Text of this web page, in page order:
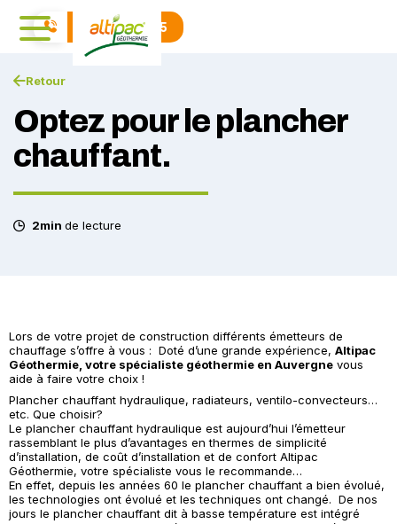
04 71 01 40 15
Retour
Optez pour le plancher
chauffant.
2min de lecture
Lors de votre projet de construction différents émetteurs de
chauffage s’offre à vous : Doté d’une grande expérience, Altipac
Géothermie, votre spécialiste géothermie en Auvergne vous
aide à faire votre choix !
Plancher chauffant hydraulique, radiateurs, ventilo-convecteurs…
etc. Que choisir?
Le plancher chauffant hydraulique est aujourd’hui l’émetteur
rassemblant le plus d’avantages en thermes de simplicité
d’installation, de coût d’installation et de confort Altipac
Géothermie, votre spécialiste vous le recommande…
En effet, depuis les années 60 le plancher chauffant a bien évolué,
les technologies ont évolué et les techniques ont changé. De nos
jours le plancher chauffant dit à basse température est intégré